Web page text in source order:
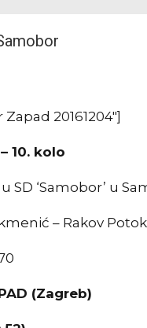
20161204″]
10. kolo
SD ‘Samobor’ u
– Rakov Potok
(Zagreb)